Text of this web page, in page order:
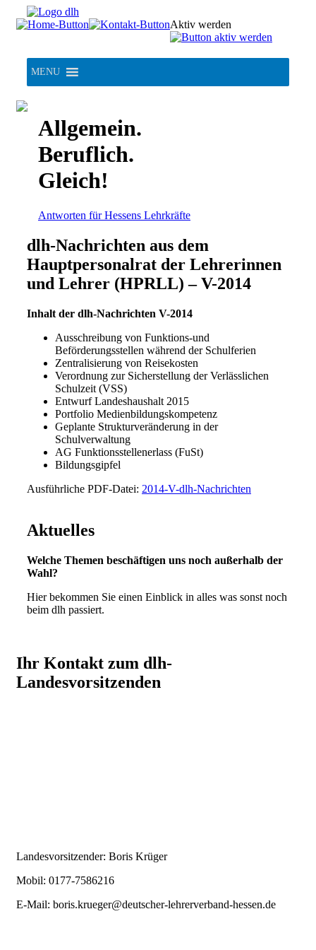
Skip
to
Aktiv werden
MENU
Allgemein.
Beruflich.
Gleich!
Antworten für Hessens Lehrkräfte
dlh-Nachrichten aus dem
Hauptpersonalrat der Lehrerinnen
und Lehrer (HPRLL) – V-2014
Inhalt der dlh-Nachrichten V-2014
Ausschreibung von Funktions-und
Beförderungsstellen während der Schulferien
Zentralisierung von Reisekosten
Verordnung zur Sicherstellung der Verlässlichen
Schulzeit (VSS)
Entwurf Landeshaushalt 2015
Portfolio Medienbildungskompetenz
Geplante Strukturveränderung in der
Schulverwaltung
AG Funktionsstellenerlass (FuSt)
Bildungsgipfel
Ausführliche PDF-Datei: 2014-V-dlh-Nachrichten
Aktuelles
Welche Themen beschäftigen uns noch außerhalb der
Wahl?
Hier bekommen Sie einen Einblick in alles was sonst noch
beim dlh passiert.
Ihr Kontakt zum dlh-
Landesvorsitzenden
Landesvorsitzender: Boris Krüger
Mobil: 0177-7586216
E-Mail: boris.krueger@deutscher-lehrerverband-hessen.de